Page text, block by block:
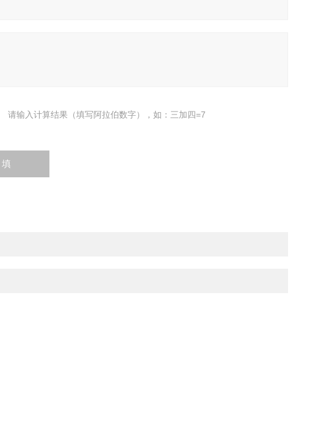
请输入计算结果（填写阿拉伯数字），如：三加四=7